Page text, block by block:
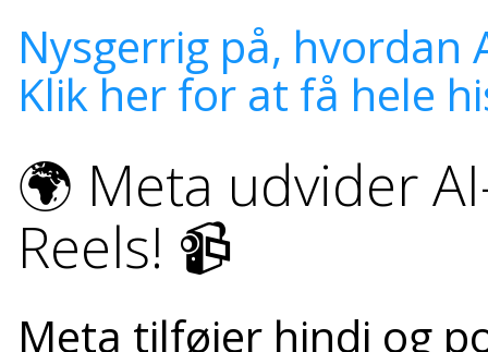
Nysgerrig på,
Klik her for at få hele
🌍 Meta udvider
Reels! 📹
Meta tilføjer hindi og